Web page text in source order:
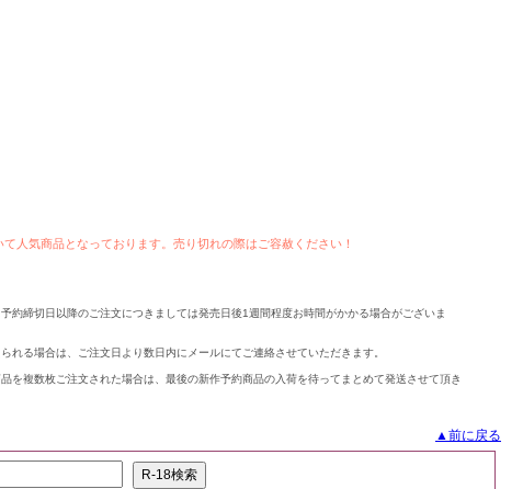
人気商品となっております。売り切れの際はご容赦ください！
締切日以降のご注文につきましては発売日後1週間程度お時間がかかる場合がございま
る場合は、ご注文日より数日内にメールにてご連絡させていただきます。
複数枚ご注文された場合は、最後の新作予約商品の入荷を待ってまとめて発送させて頂き
▲前に戻る